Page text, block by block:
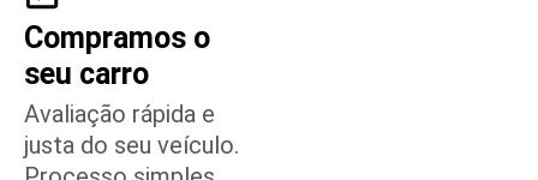
Compramos o
seu carro
Avaliação rápida e
justa do seu veículo.